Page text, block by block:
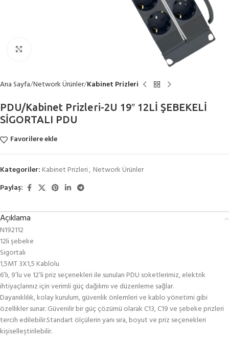
Ana Sayfa Network Ürünler Kabinet Prizleri
PDU/Kabinet Prizleri-2U 19″ 12Lİ ŞEBEKELİ
SİGORTALI PDU
Favorilere ekle
Kategoriler: Kabinet Prizleri, Network Ürünler
Paylaş:
Açıklama
N192112
12li şebeke
Sigortalı
1,5MT 3X1,5 Kablolu
6’lı, 9’lu ve 12’li priz seçenekleri ile sunulan PDU soketlerimiz, elektrik
ihtiyaçlarınız için verimli güç dağılımı ve düzenleme sağlar.
Dayanıklılık, kolay kurulum, güvenlik önlemleri ve kablo yönetimi gibi
özellikler sunar. Güvenilir bir güç çözümü olarak C13, C19 ve şebeke prizleri
tercih edilebilir.Standart ölçülerin yanı sıra, boyut ve priz seçenekleri
kişiselleştirilebilir.